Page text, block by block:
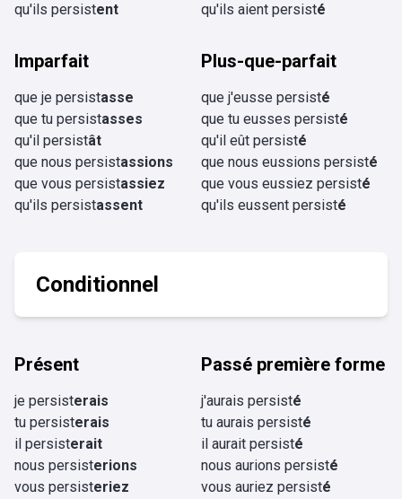
qu'ils persistent
qu'ils aient persisté
Imparfait
que je persistasse
que tu persistasses
qu'il persistât
que nous persistassions
que vous persistassiez
qu'ils persistassent
Plus-que-parfait
que j'eusse persisté
que tu eusses persisté
qu'il eût persisté
que nous eussions persisté
que vous eussiez persisté
qu'ils eussent persisté
Conditionnel
Présent
je persisterais
tu persisterais
il persisterait
nous persisterions
vous persisteriez
Passé première forme
j'aurais persisté
tu aurais persisté
il aurait persisté
nous aurions persisté
vous auriez persisté